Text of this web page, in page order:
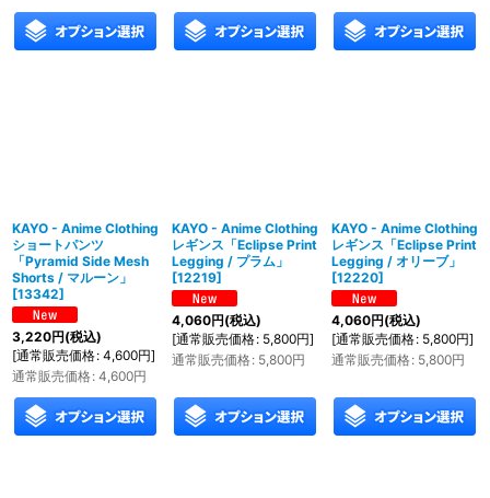
KAYO - Anime Clothing
ショートパンツ
「Pyramid Side Mesh
Shorts / マルーン」
[13342]
3,220円(税込)
[通常販売価格: 4,600円]
通常販売価格: 4,600円
KAYO - Anime Clothing
レギンス「Eclipse Print
Legging / プラム」
[12219]
4,060円(税込)
[通常販売価格: 5,800円]
通常販売価格: 5,800円
KAYO - Anime Clothing
レギンス「Eclipse Print
Legging / オリーブ」
[12220]
4,060円(税込)
[通常販売価格: 5,800円]
通常販売価格: 5,800円